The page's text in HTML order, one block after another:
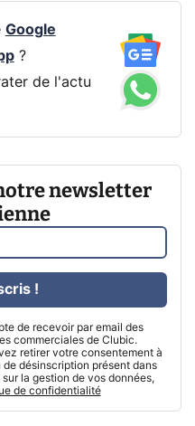
Google
?
de l'actu
newsletter
de recevoir par email des
commerciales de Clubic.
retirer votre consentement à
désinscription présent dans
la gestion de vos données,
de confidentialité
!